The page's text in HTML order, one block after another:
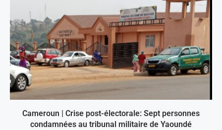
Cameroun | Crise post-électorale: Sept personnes
condamnées au tribunal militaire de Yaoundé